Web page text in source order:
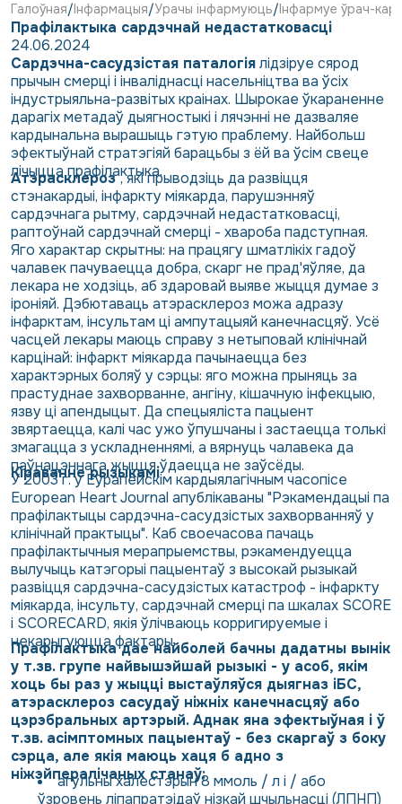
Галоўная Інфармацыя Урачы інфармуюць Інфармуе ўрач-
Прафілактыка сардэчнай недастатковасці
24.06.2024
Сардэчна-сасудзістая паталогіялідзіруе сярод
прычын смерці і інваліднасці насельніцтва ва ўсіх
індустрыяльна-развітых краінах. Шырокае ўкараненне
дарагіх метадаў дыягностыкі і лячэнні не дазваляе
кардынальна вырашыць гэтую праблему. Найбольш
эфектыўнай стратэгіяй барацьбы з ёй ва ўсім свеце
лічыцца прафілактыка.
Атэрасклероз, які прыводзіць да развіцця
стэнакардыі, інфаркту міякарда, парушэнняў
сардэчнага рытму, сардэчнай недастатковасці,
раптоўнай сардэчнай смерці - хвароба падступная.
Яго характар ​​скрытны: на працягу шматлікіх гадоў
чалавек пачуваецца добра, скарг не прад'яўляе, да
лекара не ходзіць, аб здаровай выяве жыцця думае з
іроніяй. Дэбютаваць атэрасклероз можа адразу
інфарктам, інсультам ці ампутацыяй канечнасцяў. Усё
часцей лекары маюць справу з нетыповай клінічнай
карцінай: інфаркт міякарда пачынаецца без
характэрных боляў у сэрцы: яго можна прыняць за
прастуднае захворванне, ангіну, кішачную інфекцыю,
язву ці апендыцыт. Да спецыяліста пацыент
звяртаецца, калі час ужо ўпушчаны і застаецца толькі
змагацца з ускладненнямі, а вярнуць чалавека да
паўнацэннага жыцця ўдаецца не заўсёды.
Кіраванне рызыкамі
У 2003 г. у Еўрапейскім кардыялагічным часопісе
European Heart Journal апублікаваны "Рэкамендацыі па
прафілактыцы сардэчна-сасудзістых захворванняў у
клінічнай практыцы". Каб своечасова пачаць
прафілактычныя мерапрыемствы, рэкамендуецца
вылучыць катэгорыі пацыентаў з высокай рызыкай
развіцця сардэчна-сасудзістых катастроф - інфаркту
міякарда, інсульту, сардэчнай смерці па шкалах SCORE
і SCORECARD, якія ўлічваюць корригируемые і
некарыгуюцца фактары.
Прафілактыка дае найболей бачны дадатны вынік
у т.зв. групе найвышэйшай рызыкі - у асоб, якім
хоць бы раз у жыцці выстаўляўся дыягназ іБС,
атэрасклероз сасудаў ніжніх канечнасцяў або
цэрэбральных артэрый. Аднак яна эфектыўная і ў
т.зв. асімптомных пацыентаў - без скаргаў з боку
сэрца, але якія маюць хаця б адно з
ніжэйпералічаных станаў:
агульны халестэрын 8 ммоль / л і / або
ўзровень ліпапратэідаў нізкай шчыльнасці (ЛПНП)